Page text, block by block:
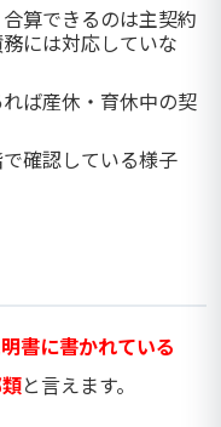
算できるのは主契約
には対応していな
ば産休・育休中の契
確認している様子
書に書かれている
と言えます。